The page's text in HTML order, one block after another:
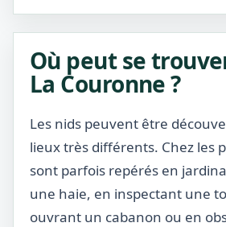
Où peut se
La Couronne ?
Les nids peuvent être
lieux très différents. Chez les
sont parfois repérés en
une haie, en inspectant une
ouvrant un cabanon ou en